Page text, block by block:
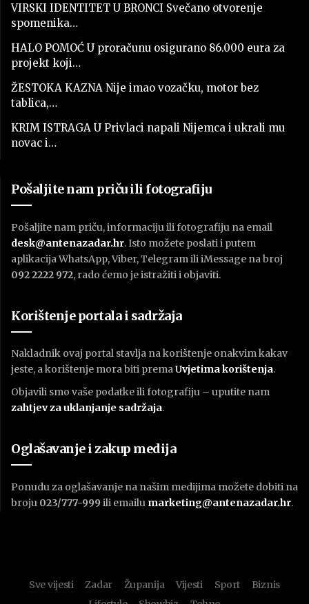
VIRSKI IDENTITET U BRONCI Svečano otvorenje
spomenika…
HALO POMOĆ U proračunu osigurano 86.000 eura za
projekt koji…
ŽESTOKA KAZNA Nije imao vozačku, motor bez
tablica,…
KRIM ISTRAGA U Privlaci napali Nijemca i ukrali mu
novac i…
Pošaljite nam priču ili fotografiju
Pošaljite nam priču, informaciju ili fotografiju na email
desk@antenazadar.hr. Isto možete poslati i putem
aplikacija WhatsApp, Viber, Telegram ili iMessage na broj
092 2222 972, rado ćemo je istražiti i objaviti.
Korištenje portala i sadržaja
Nakladnik ovaj portal stavlja na korištenje onakvim kakav
jeste, a korištenje mora biti premaUvjetima korištenja.
Objavili smo vaše podatke ili fotografiju – uputite nam
zahtjev za uklanjanje sadržaja.
Oglašavanje i zakup medija
Ponudu za oglašavanje na našim medijima možete dobiti na
broju 023/777-999 ili emailu marketing@antenazadar.hr.
Sve vijesti Zadar Županija Vijesti Sport
Biznis